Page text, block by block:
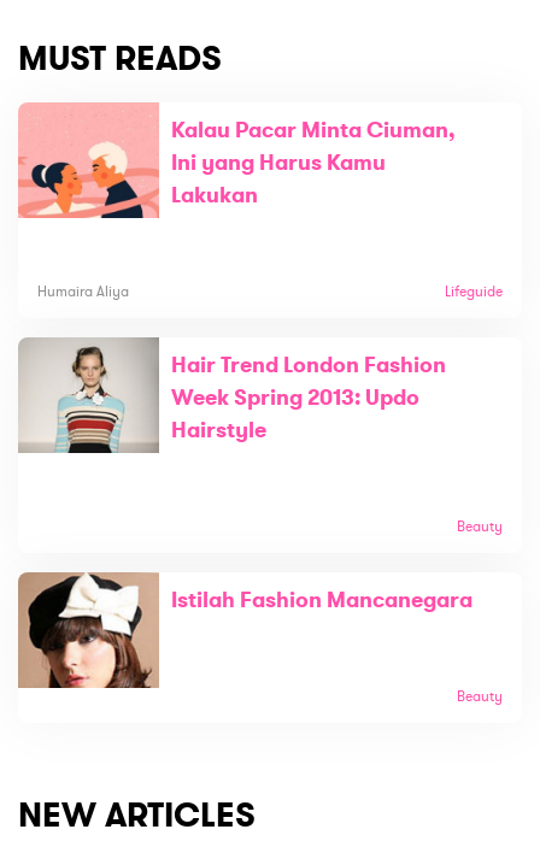
MUST READS
Kalau Pacar Minta Ciuman,
Ini yang Harus Kamu
Lakukan
Humaira Aliya Lifeguide
Hair Trend London Fashion
Week Spring 2013: Updo
Hairstyle
Beauty
Istilah Fashion Mancanegara
Beauty
NEW ARTICLES